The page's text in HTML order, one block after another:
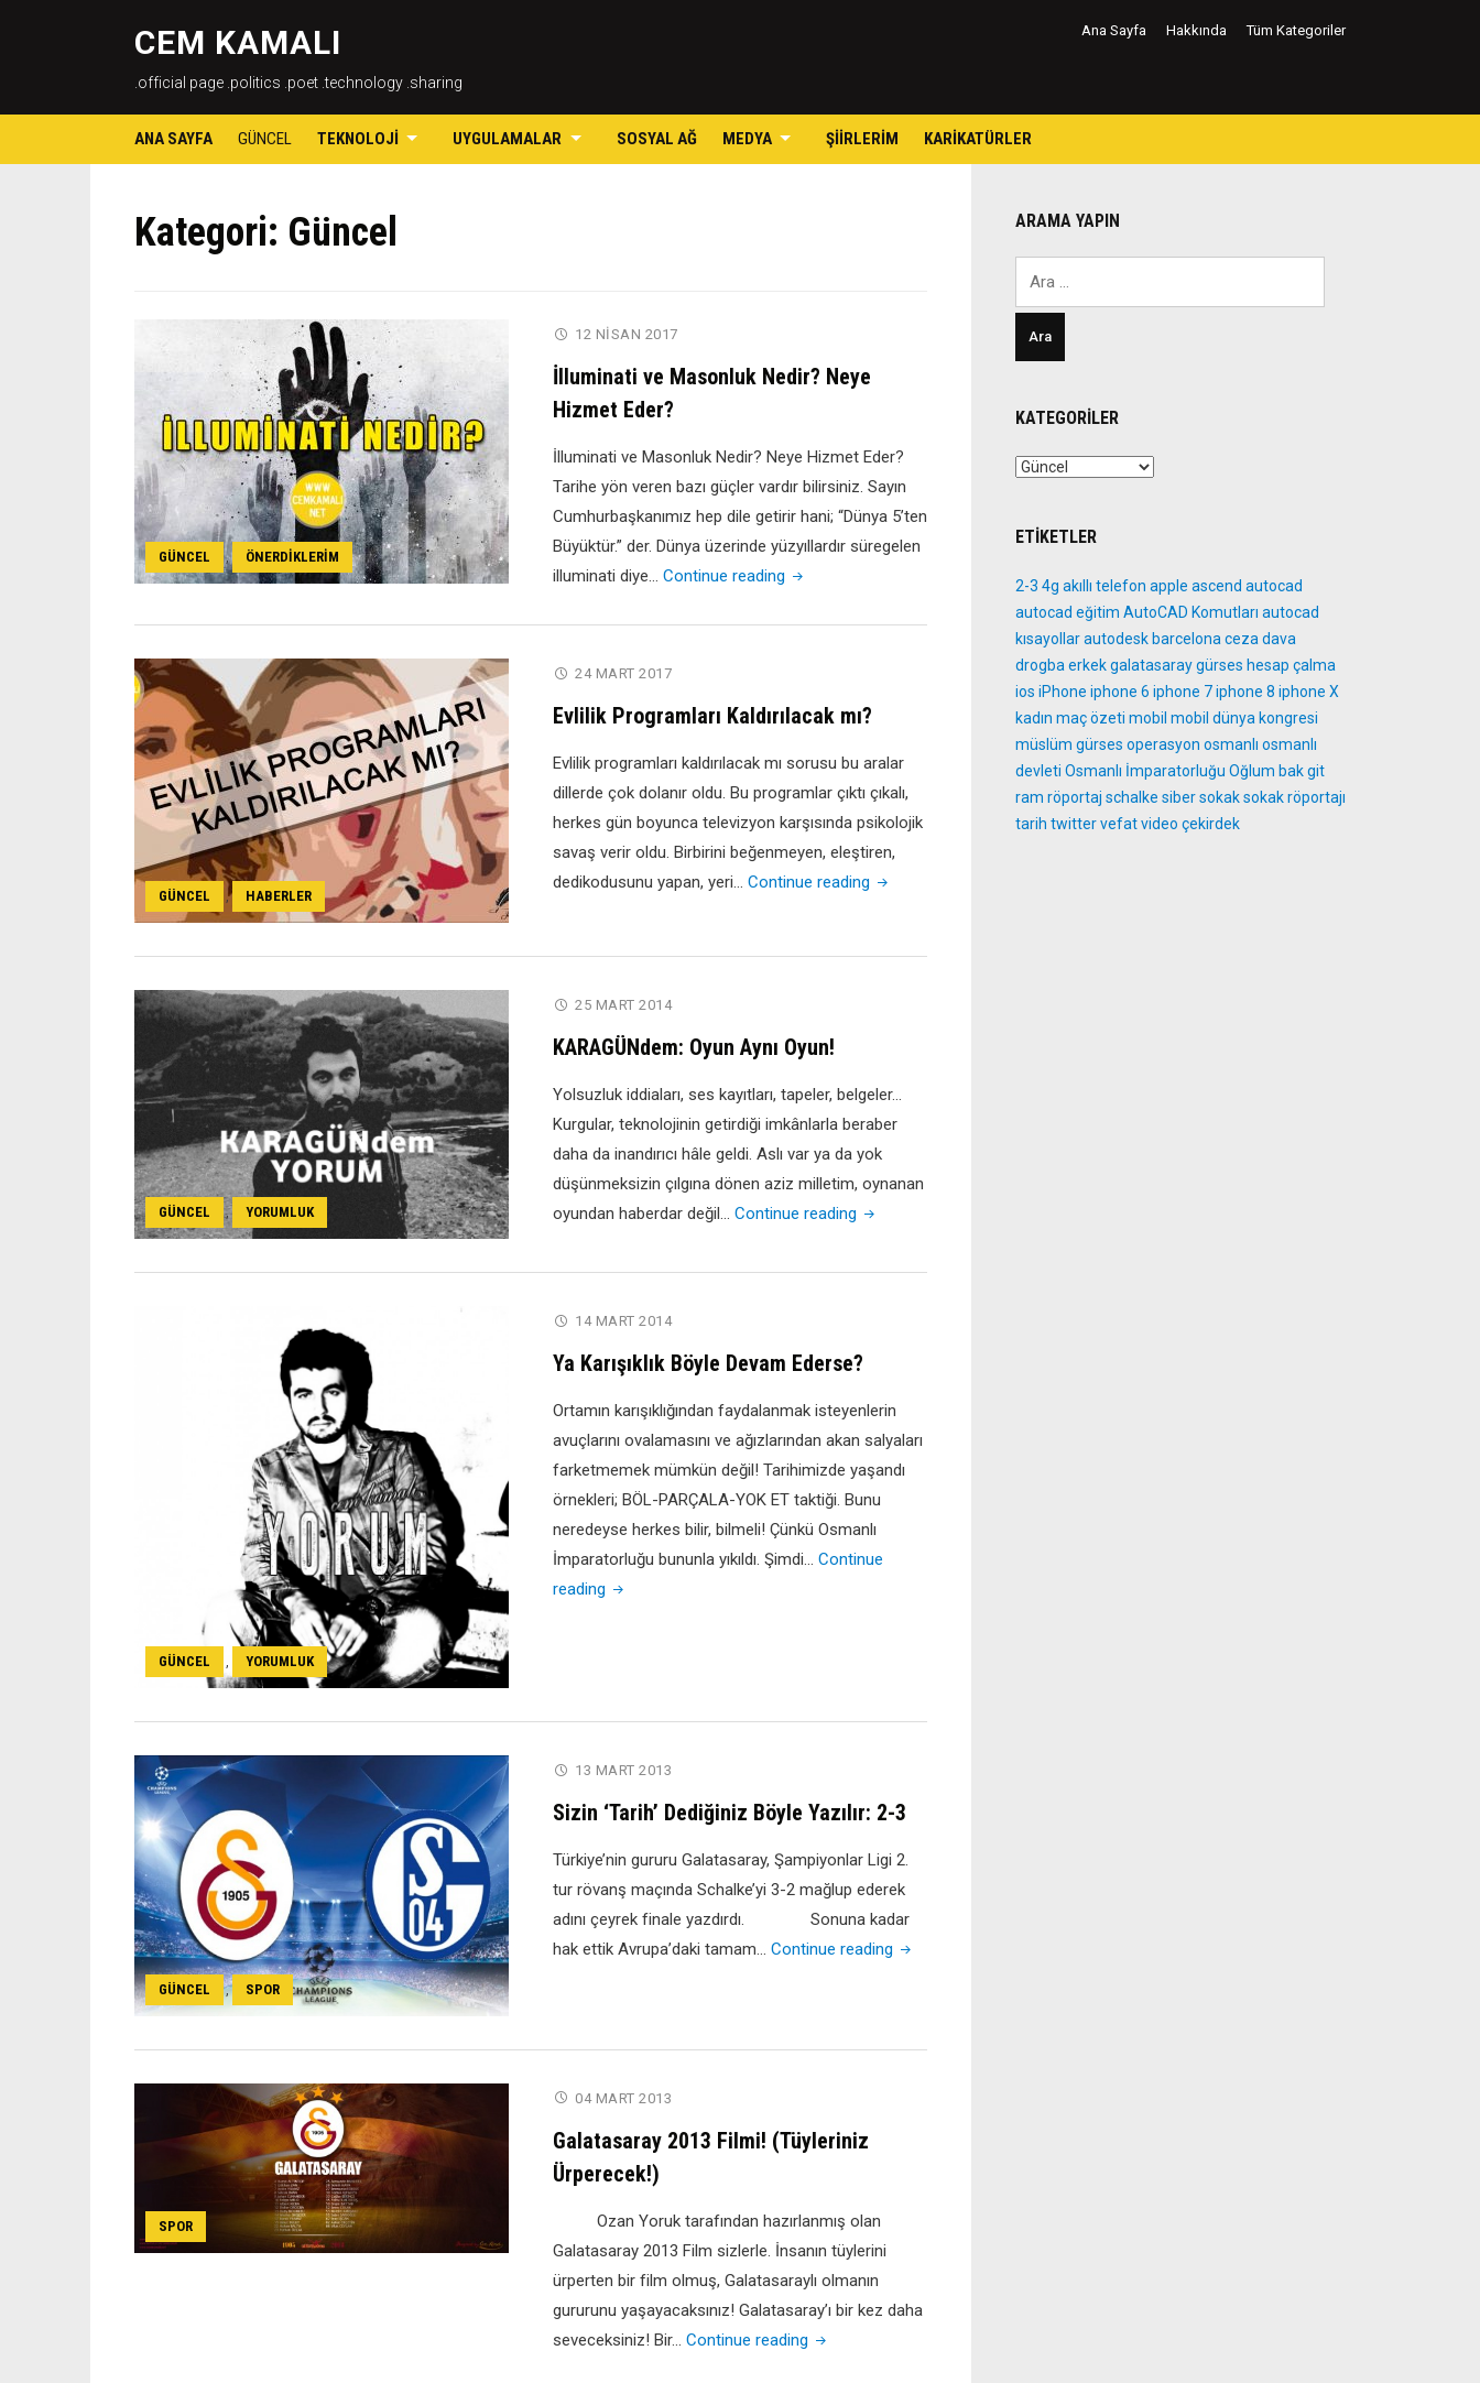
CEM KAMALI
.official page .politics .poet .technology .sharing
Ana Sayfa Hakkında Tüm Kategoriler
ANA SAYFA GÜNCEL TEKNOLOJI UYGULAMALAR SOSYAL AĞ MEDYA ŞIIRLERIM KARIKATÜRLER
Kategori: Güncel
GÜNCEL , ÖNERDIKLERIM
12 NISAN 2017
İlluminati ve Masonluk Nedir? Neye
Hizmet Eder?
İlluminati ve Masonluk Nedir? Neye Hizmet Eder?
Tarihe yön veren bazı güçler vardır bilirsiniz. Sayın
Cumhurbaşkanımız hep dile getirir hani; “Dünya 5’ten
Büyüktür.” der. Dünya üzerinde yüzyıllardır süregelen
illuminati diye… Continue reading "İlluminati
Hizmet
GÜNCEL , HABERLER
24 MART 2017
Evlilik Programları Kaldırılacak mı?
Evlilik programları kaldırılacak mı sorusu bu aralar
dillerde çok dolanır oldu. Bu programlar çıktı çıkalı,
herkes gün boyunca televizyon karşısında psikolojik
savaş verir oldu. Birbirini beğenmeyen, eleştiren,
dedikodusunu yapan, yeri… Continue reading "Evlilik
GÜNCEL , YORUMLUK
25 MART 2014
KARAGÜNdem: Oyun Aynı Oyun!
Yolsuzluk iddiaları, ses kayıtları, tapeler, belgeler…
Kurgular, teknolojinin getirdiği imkânlarla beraber
daha da inandırıcı hâle geldi. Aslı var ya da yok
düşünmeksizin çılgına dönen aziz milletim, oynanan
oyundan haberdar değil… Continue reading "KARAGÜNdem:
Aynı
GÜNCEL , YORUMLUK
14 MART 2014
Ya Karışıklık Böyle Devam Ederse?
Ortamın karışıklığından faydalanmak isteyenlerin
avuçlarını ovalamasını ve ağızlarından akan salyaları
farketmemek mümkün değil! Tarihimizde yaşandı
örnekleri; BÖL-PARÇALA-YOK ET taktiği. Bunu
neredeyse herkes bilir, bilmeli! Çünkü Osmanlı
İmparatorluğu bununla yıkıldı. Şimdi… Continue
reading "Ya
GÜNCEL , SPOR
13 MART 2013
Sizin ‘Tarih’ Dediğiniz Böyle Yazılır: 2-3
Türkiye’nin gururu Galatasaray, Şampiyonlar Ligi 2.
tur rövanş maçında Schalke’yi 3-2 mağlup ederek
adını çeyrek finale yazdırdı. Sonuna kadar
hak ettik Avrupa’daki tamam… Continue reading "Sizin
SPOR
04 MART 2013
Galatasaray 2013 Filmi! (Tüyleriniz
Ürperecek!)
Ozan Yoruk tarafından hazırlanmış olan
Galatasaray 2013 Film sizlerle. İnsanın tüylerini
ürperten bir film olmuş, Galatasaraylı olmanın
gururunu yaşayacaksınız! Galatasaray’ı bir kez daha
seveceksiniz! Bir… Continue reading "Galatasaray
ARAMA YAPIN
KATEGORILER
Kategoriler
ETIKETLER
2-3 4g akıllı telefon apple ascend autocad
autocad eğitim AutoCAD Komutları autocad
kısayollarautodesk barcelona ceza dava
drogba erkekgalatasaraygürses hesap çalma
ios iPhone iphone 6 iphone 7iphone 8 iphone X
kadın maç özeti mobil mobil dünya kongresi
müslüm gürses operasyon osmanlı osmanlı
devleti Osmanlı İmparatorluğu Oğlum bak git
ram röportaj schalke sibersokaksokak röportajı
tarih twittervefatvideo çekirdek